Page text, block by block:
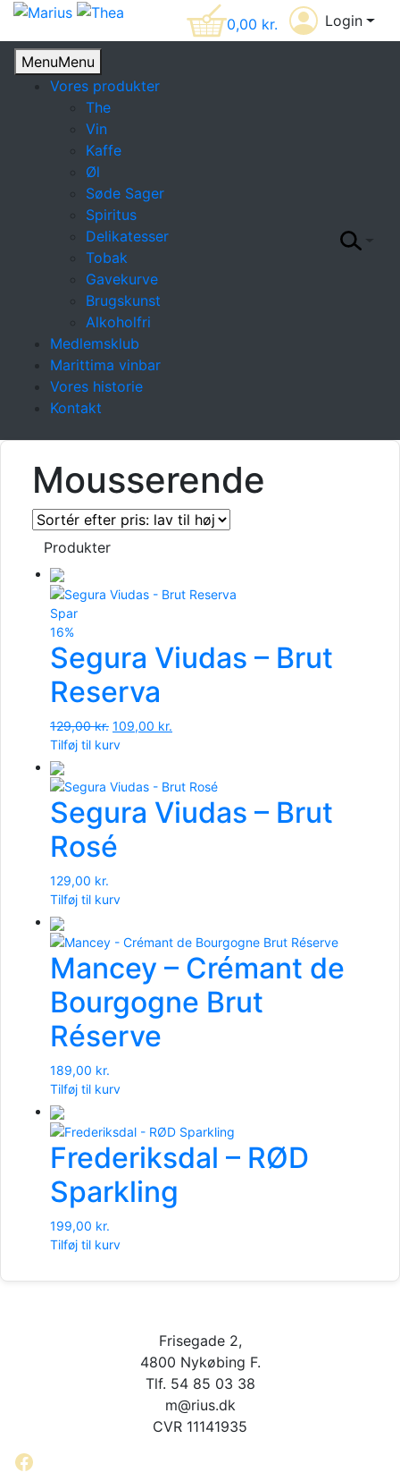
0,00 kr. Login
MenuMenu
Vores produkter
The
Vin
Kaffe
Øl
Søde Sager
Spiritus
Delikatesser
Tobak
Gavekurve
Brugskunst
Alkoholfri
Medlemsklub
Marittima vinbar
Vores historie
Kontakt
Mousserende
Produkter
Spar
16%
Segura Viudas – Brut
Reserva
129,00kr. Den
oprindelige
var:
129,00 kr..
109,00 kr.
er:
109,00 kr..
Tilføj til kurv
Segura Viudas – Brut
Rosé
129,00 kr.
Tilføj til kurv
Mancey – Crémant de
Bourgogne Brut
Réserve
189,00 kr.
Tilføj til kurv
Frederiksdal – RØD
Sparkling
199,00 kr.
Tilføj til kurv
Frisegade 2,
4800 Nykøbing F.
Tlf. 54 85 03 38
m@rius.dk
CVR 11141935
Facebook